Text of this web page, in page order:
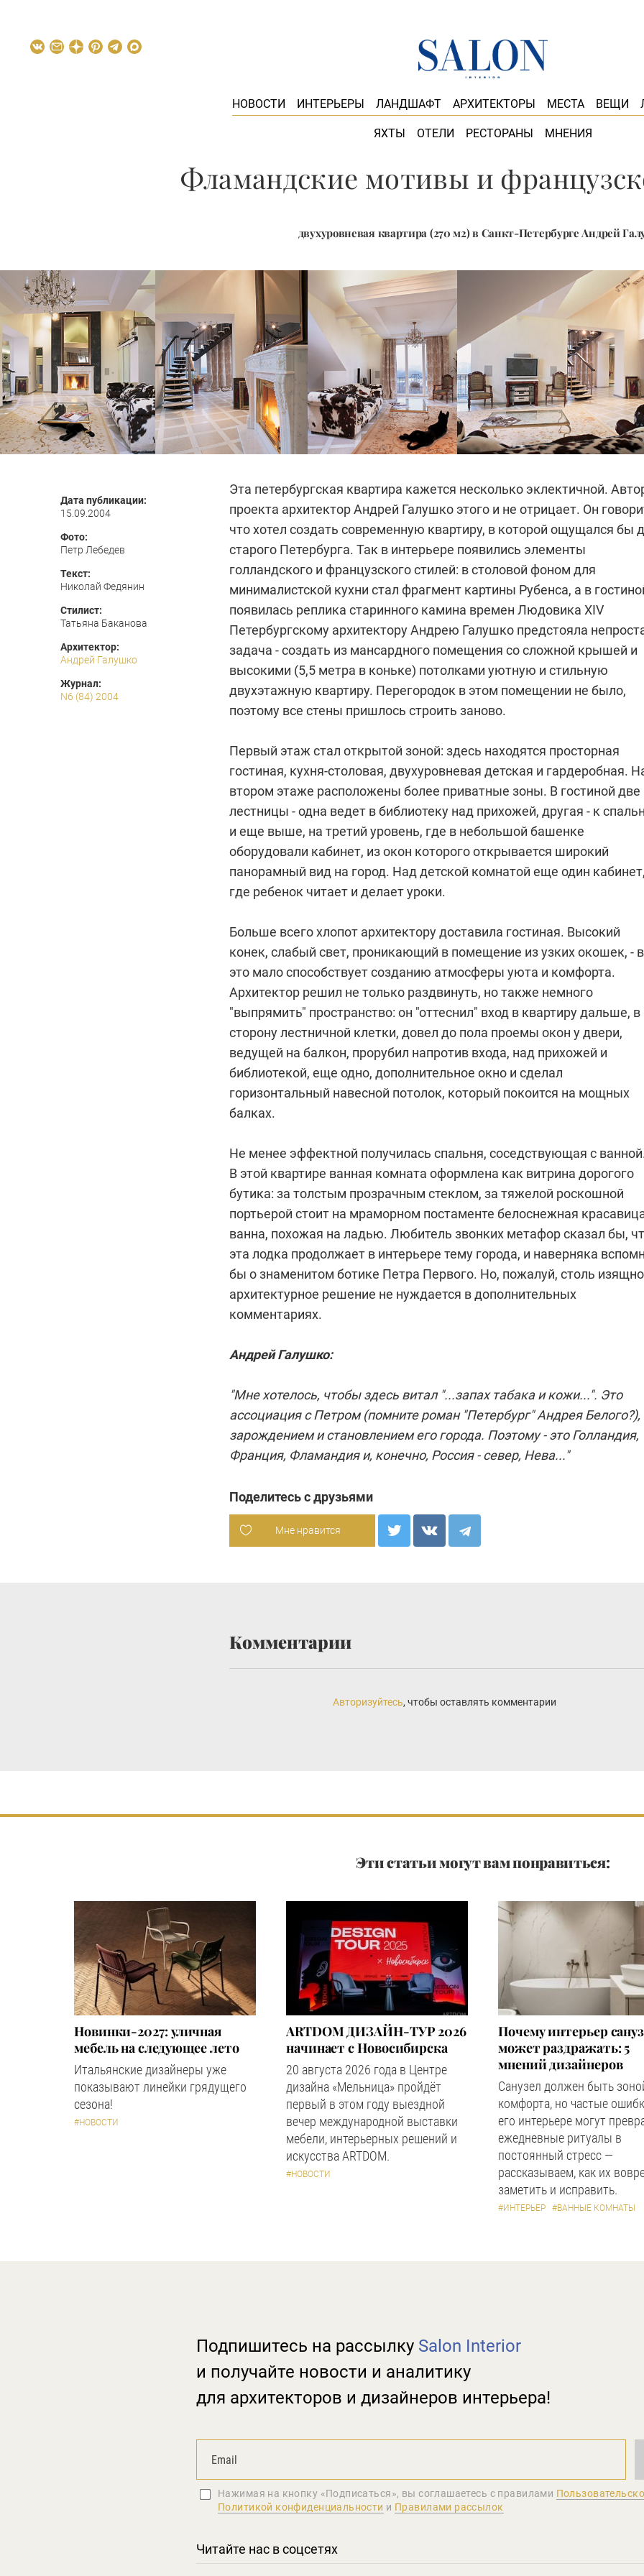
НОВОСТИ ИНТЕРЬЕРЫ ЛАНДШАФТ АРХИТЕКТОРЫ МЕСТА ВЕЩИ
ЯХТЫ ОТЕЛИ РЕСТОРАНЫ МНЕНИЯ
Фламандские мотивы и
двухуровневая квартира (270 м2) в Санкт-Петербурге Андрей
Дата публикации:
15.09.2004
Фото:
Петр Лебедев
Текст:
Николай Федянин
Стилист:
Татьяна Баканова
Архитектор:
Андрей Галушко
Журнал:
N6 (84) 2004
Эта петербургская квартира кажется несколько эклектичной.
проекта архитектор Андрей Галушко этого и не отрицает. Он
что хотел создать современную квартиру, в которой ощущался бы
старого Петербурга. Так в интерьере появились элементы
голландского и французского стилей: в столовой фоном для
минималистской кухни стал фрагмент картины Рубенса, а в
появилась реплика старинного камина времен Людовика XIV
Петербургскому архитектору Андрею Галушко предстояла
задача - создать из мансардного помещения со сложной крышей и
высокими (5,5 метра в коньке) потолками уютную и стильную
двухэтажную квартиру. Перегородок в этом помещении не было,
поэтому все стены пришлось строить заново.
Первый этаж стал открытой зоной: здесь находятся просторная
гостиная, кухня-столовая, двухуровневая детская и гардеробная.
втором этаже расположены более приватные зоны. В гостиной две
лестницы - одна ведет в библиотеку над прихожей, другая - к
и еще выше, на третий уровень, где в небольшой башенке
оборудовали кабинет, из окон которого открывается широкий
панорамный вид на город. Над детской комнатой еще один
где ребенок читает и делает уроки.
Больше всего хлопот архитектору доставила гостиная. Высокий
конек, слабый свет, проникающий в помещение из узких окошек, -
это мало способствует созданию атмосферы уюта и комфорта.
Архитектор решил не только раздвинуть, но также немного
"выпрямить" пространство: он "оттеснил" вход в квартиру дальше, в
сторону лестничной клетки, довел до пола проемы окон у двери,
ведущей на балкон, прорубил напротив входа, над прихожей и
библиотекой, еще одно, дополнительное окно и сделал
горизонтальный навесной потолок, который покоится на мощных
балках.
Не менее эффектной получилась спальня, соседствующая с
В этой квартире ванная комната оформлена как витрина дорогого
бутика: за толстым прозрачным стеклом, за тяжелой роскошной
портьерой стоит на мраморном постаменте белоснежная
ванна, похожая на ладью. Любитель звонких метафор сказал бы,
эта лодка продолжает в интерьере тему города, и наверняка
бы о знаменитом ботике Петра Первого. Но, пожалуй, столь
архитектурное решение не нуждается в дополнительных
комментариях.
Андрей Галушко:
"Мне хотелось, чтобы здесь витал "...запах табака и кожи...". Это
ассоциация с Петром (помните роман "Петербург" Андрея Белого?),
зарождением и становлением его города. Поэтому - это Голландия,
Франция, Фламандия и, конечно, Россия - север, Нева..."
Поделитесь с друзьями
Мне нравится
Комментарии
Авторизуйтесь, чтобы оставлять комментарии
Эти статьи могут вам понравиться:
Новинки-2027: уличная
мебель на следующее лето
Итальянские дизайнеры уже
показывают линейки грядущего
сезона!
#НОВОСТИ
ARTDOM ДИЗАЙН-ТУР 2026
начинает с Новосибирска
20 августа 2026 года в Центре
дизайна «Мельница» пройдёт
первый в этом году выездной
вечер международной выставки
мебели, интерьерных решений и
искусства ARTDOM.
#НОВОСТИ
Почему интерьер
может раздражать: 5
мнений дизайнеров
Санузел должен быть
комфорта, но частые
его интерьере могут
ежедневные ритуалы в
постоянный стресс —
рассказываем, как их
заметить и исправить.
#ИНТЕРЬЕР #ВАННЫЕ КОМНАТЫ
Подпишитесь на рассылку Salon Interior
и получайте новости и аналитику
для архитекторов и дизайнеров интерьера!
Нажимая на кнопку «Подписаться», вы соглашаетеcь с правилами
Политикой конфиденциальности и Правилами рассылок
Читайте нас в соцсетях